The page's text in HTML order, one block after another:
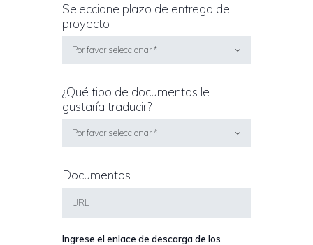
MÉTODO DE PAGO
BLOG
CONTÁCTENOS
Seleccione plazo de entrega del
proyecto
¿Qué tipo de documentos le
gustaría traducir?
Documentos
Ingrese el enlace de descarga de los